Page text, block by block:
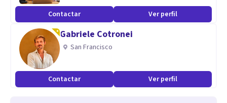
Contactar Ver perfil
Gabriele Cotronei
San Francisco
Contactar Ver perfil